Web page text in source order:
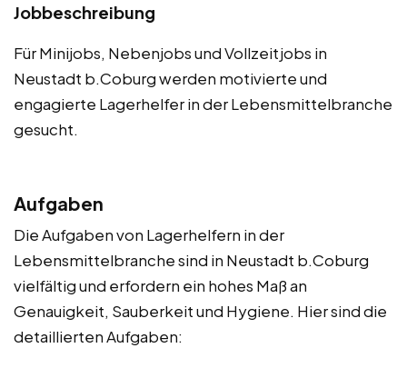
Jobbeschreibung
Für Minijobs, Nebenjobs und Vollzeitjobs in
Neustadt b.Coburg werden motivierte und
engagierte Lagerhelfer in der Lebensmittelbranche
gesucht.
Aufgaben
Die Aufgaben von Lagerhelfern in der
Lebensmittelbranche sind in Neustadt b.Coburg
vielfältig und erfordern ein hohes Maß an
Genauigkeit, Sauberkeit und Hygiene. Hier sind die
detaillierten Aufgaben: